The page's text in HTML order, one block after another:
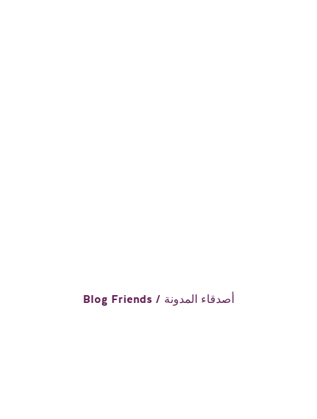
Blog Friends / أصدقاء المدونة